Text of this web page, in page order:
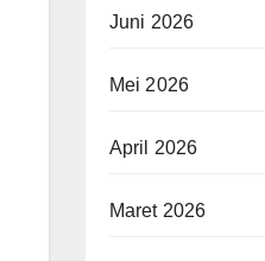
Juni 2026
Mei 2026
April 2026
Maret 2026